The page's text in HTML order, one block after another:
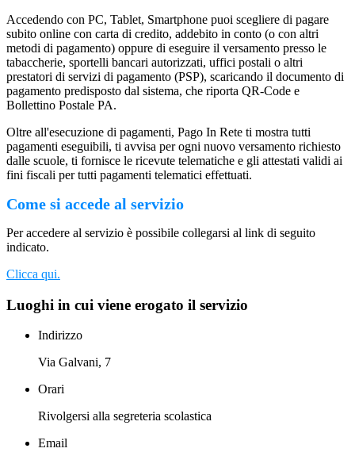
Accedendo con PC, Tablet, Smartphone puoi scegliere di pagare
subito online con carta di credito, addebito in conto (o con altri
metodi di pagamento) oppure di eseguire il versamento presso le
tabaccherie, sportelli bancari autorizzati, uffici postali o altri
prestatori di servizi di pagamento (PSP), scaricando il documento di
pagamento predisposto dal sistema, che riporta QR-Code e
Bollettino Postale PA.
Oltre all'esecuzione di pagamenti, Pago In Rete ti mostra tutti
pagamenti eseguibili, ti avvisa per ogni nuovo versamento richiesto
dalle scuole, ti fornisce le ricevute telematiche e gli attestati validi ai
fini fiscali per tutti pagamenti telematici effettuati.
Come si accede al servizio
Per accedere al servizio è possibile collegarsi al link di seguito
indicato.
Clicca qui.
Luoghi in cui viene erogato il servizio
Indirizzo
Via Galvani, 7
Orari
Rivolgersi alla segreteria scolastica
Email